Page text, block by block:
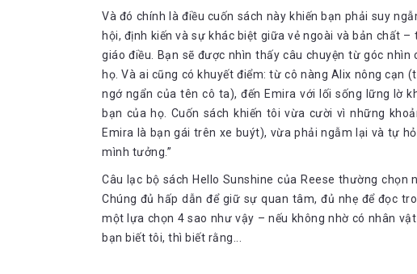
Và đó chính là điều cuốn sách này khiến bạn phải suy
hội, định kiến và sự khác biệt giữa vẻ ngoài và bản chất
giáo điều. Bạn sẽ được nhìn thấy câu chuyện từ góc
họ. Và ai cũng có khuyết điểm: từ cô nàng Alix nông cạn
ngớ ngẩn của tên cô ta), đến Emira với lối sống lững lờ
bạn của họ. Cuốn sách khiến tôi vừa cười vì những
Emira là bạn gái trên xe buýt), vừa phải ngẫm lại và tự
mình tưởng.”
Câu lạc bộ sách Hello Sunshine của Reese thường chọn
Chúng đủ hấp dẫn để giữ sự quan tâm, đủ nhẹ để đọc
một lựa chọn 4 sao như vậy – nếu không nhờ có nhân
bạn biết tôi, thì biết rằng...